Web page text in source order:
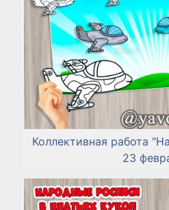
Коллективная работа
23